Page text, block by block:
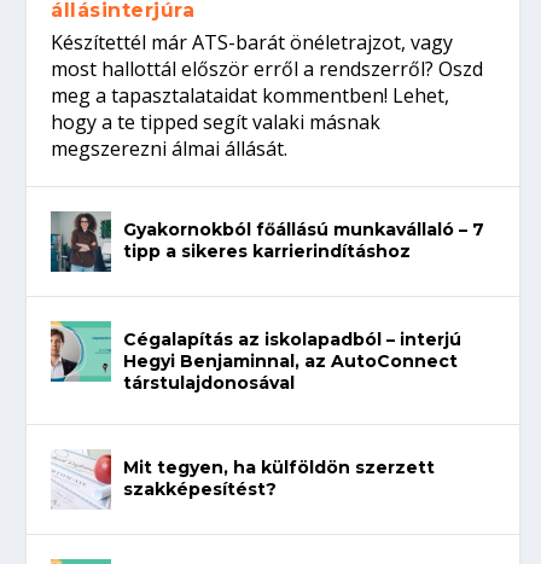
állásinterjúra
Készítettél már ATS-barát önéletrajzot, vagy
most hallottál először erről a rendszerről? Oszd
meg a tapasztalataidat kommentben! Lehet,
hogy a te tipped segít valaki másnak
megszerezni álmai állását.
Gyakornokból főállású munkavállaló – 7
tipp a sikeres karrierindításhoz
Cégalapítás az iskolapadból – interjú
Hegyi Benjaminnal, az AutoConnect
társtulajdonosával
Mit tegyen, ha külföldön szerzett
szakképesítést?